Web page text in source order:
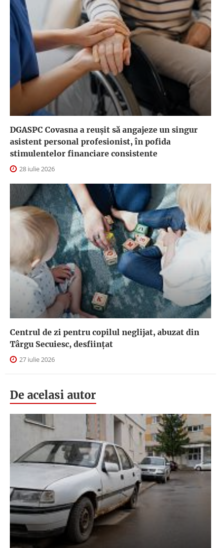
DGASPC Covasna a reuşit să angajeze un singur
asistent personal profesionist, în pofida
stimulentelor financiare consistente
28 iulie 2026
Centrul de zi pentru copilul neglijat, abuzat din
Târgu Secuiesc, desfiinţat
27 iulie 2026
De acelasi autor